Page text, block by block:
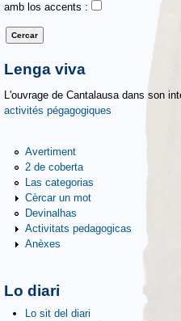
amb los accents :
Lenga viva
L'ouvrage de Cantalausa dans son
activités pégagogiques
Avertiment
2 de coberta
Las categorias
Cèrcar un mot
Devinalhas
Activitats pedagogicas
Anèxes
Lo diari
Lo sit del diari